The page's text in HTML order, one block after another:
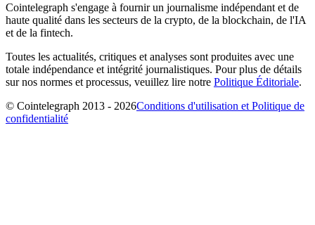
Cointelegraph s'engage à fournir un journalisme indépendant et de
haute qualité dans les secteurs de la crypto, de la blockchain, de l'IA
et de la fintech.
Toutes les actualités, critiques et analyses sont produites avec une
totale indépendance et intégrité journalistiques. Pour plus de détails
sur nos normes et processus, veuillez lire notre Politique Éditoriale.
© Cointelegraph 2013 - 2026Conditions d'utilisation et Politique de
confidentialité